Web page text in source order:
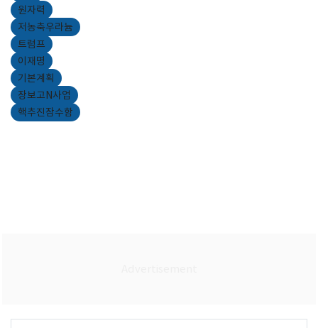
원자력
저농축우라늄
트럼프
이재명
기본계획
장보고N사업
핵추진잠수함